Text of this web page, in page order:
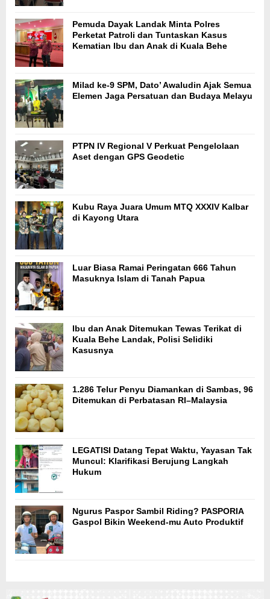
Pemuda Dayak Landak Minta Polres
Perketat Patroli dan Tuntaskan Kasus
Kematian Ibu dan Anak di Kuala Behe
Milad ke-9 SPM, Dato’ Awaludin Ajak Semua
Elemen Jaga Persatuan dan Budaya Melayu
PTPN IV Regional V Perkuat Pengelolaan
Aset dengan GPS Geodetic
Kubu Raya Juara Umum MTQ XXXIV Kalbar
di Kayong Utara
Luar Biasa Ramai Peringatan 666 Tahun
Masuknya Islam di Tanah Papua
Ibu dan Anak Ditemukan Tewas Terikat di
Kuala Behe Landak, Polisi Selidiki
Kasusnya
1.286 Telur Penyu Diamankan di Sambas, 96
Ditemukan di Perbatasan RI–Malaysia
LEGATISI Datang Tepat Waktu, Yayasan Tak
Muncul: Klarifikasi Berujung Langkah
Hukum
Ngurus Paspor Sambil Riding? PASPORIA
Gaspol Bikin Weekend-mu Auto Produktif